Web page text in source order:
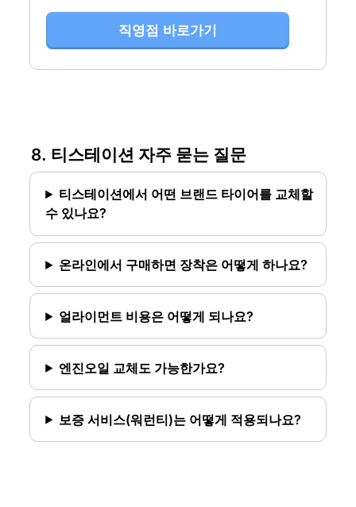
직영점 바로가기
8. 티스테이션 자주 묻는 질문
티스테이션에서 어떤 브랜드 타이어를 교체할
수 있나요?
온라인에서 구매하면 장착은 어떻게 하나요?
얼라이먼트 비용은 어떻게 되나요?
엔진오일 교체도 가능한가요?
보증 서비스(워런티)는 어떻게 적용되나요?